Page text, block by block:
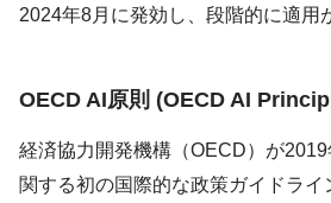
2024年8月に発効し、段階的に適用
OECD AI原則 (OECD AI
経済協力開発機構（OECD）が
関する初の国際的な政策ガイドラ